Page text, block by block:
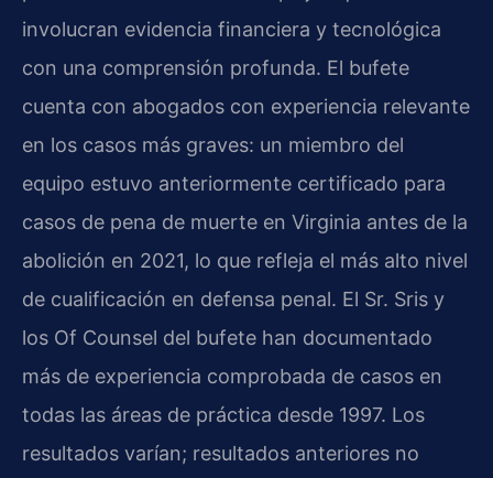
involucran evidencia financiera y tecnológica
con una comprensión profunda. El bufete
cuenta con abogados con experiencia relevante
en los casos más graves: un miembro del
equipo estuvo anteriormente certificado para
casos de pena de muerte en Virginia antes de la
abolición en 2021, lo que refleja el más alto nivel
de cualificación en defensa penal. El Sr. Sris y
los Of Counsel del bufete han documentado
más de experiencia comprobada de casos en
todas las áreas de práctica desde 1997. Los
resultados varían; resultados anteriores no